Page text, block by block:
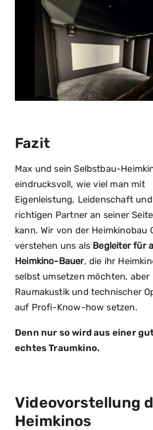
Fazit
Max und sein Selbstbau-
eindrucksvoll, wie viel man mit
Eigenleistung, Leidenschaft
richtigen Partner an seiner
kann. Wir von der Heimkinobau
verstehen uns als Begleiter für
Heimkino-Bauer, die ihr
selbst umsetzen möchten, aber
Raumakustik und technischer
auf Profi-Know-how setzen.
Denn nur so wird aus einer
echtes Traumkino.
Videovorstellung
Heimkinos
Ich stimme der
Anfrage absenden
Ich stimme der
Anfrage absenden
Feld mit *
Ich stimme der